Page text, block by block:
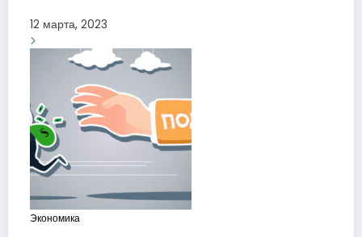
12 марта, 2023
Экономика